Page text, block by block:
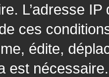
L’adresse
ces
édite,
est